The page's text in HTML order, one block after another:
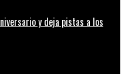
y deja pistas a los